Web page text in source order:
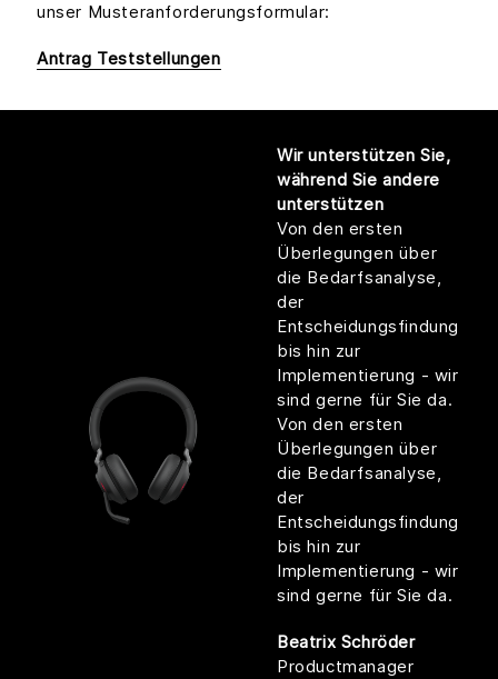
unser Musteranforderungsformular:
Antrag Teststellungen
Wir unterstützen Sie,
während Sie andere
unterstützen
Von den ersten
Überlegungen über
die Bedarfsanalyse,
der
Entscheidungsfindung
bis hin zur
Implementierung - wir
sind gerne für Sie da.
Von den ersten
Überlegungen über
die Bedarfsanalyse,
der
Entscheidungsfindung
bis hin zur
Implementierung - wir
sind gerne für Sie da.
Beatrix Schröder
Productmanager